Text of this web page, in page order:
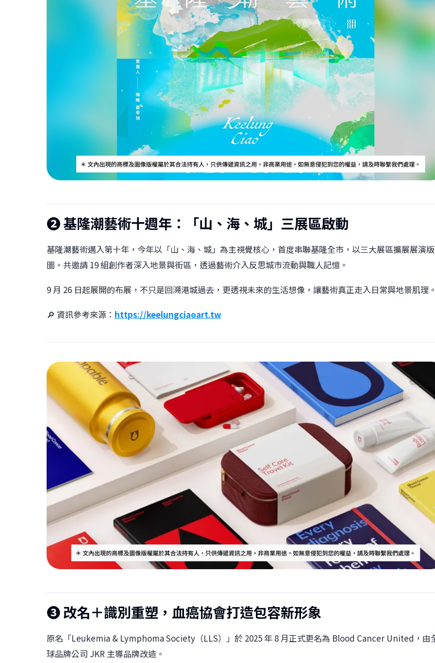
❷基隆潮藝術十週年：「山、海、城」三展區啟動
基隆潮藝術邁入第十年，今年以「山、海、城」為主視覺核心，首度串聯基隆全市，以三大展區擴展展演版
圖。共邀請 19 組創作者深入地景與街區，透過藝術介入反思城市流動與職人記憶。
9 月 26 日起展開的布展，不只是回溯港城過去，更透視未來的生活想像，讓藝術真正走入日常與地景肌理
🔎 資訊參考來源： https://keelungciaoart.tw
❸改名＋識別重塑，血癌協會打造包容新形象
原名「Leukemia & Lymphoma Society（LLS）」於 2025 年 8 月正式更名為 Blood Cancer United，由
球品牌公司 JKR 主導品牌改造。